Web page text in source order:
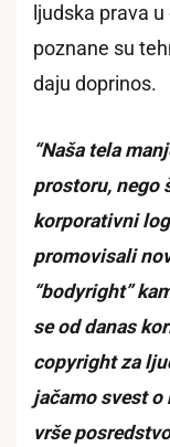
ljudska prava
poznane su
daju doprinos.
“Naša tela
prostoru, nego
korporativni
promovisali
“bodyright”
se od danas
copyright za
jačamo svest
vrše